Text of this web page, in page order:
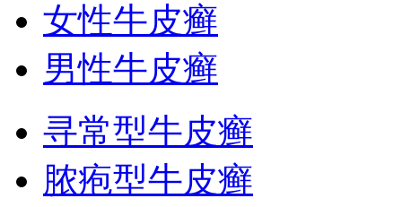
女性牛皮癣
男性牛皮癣
寻常型牛皮癣
脓疱型牛皮癣